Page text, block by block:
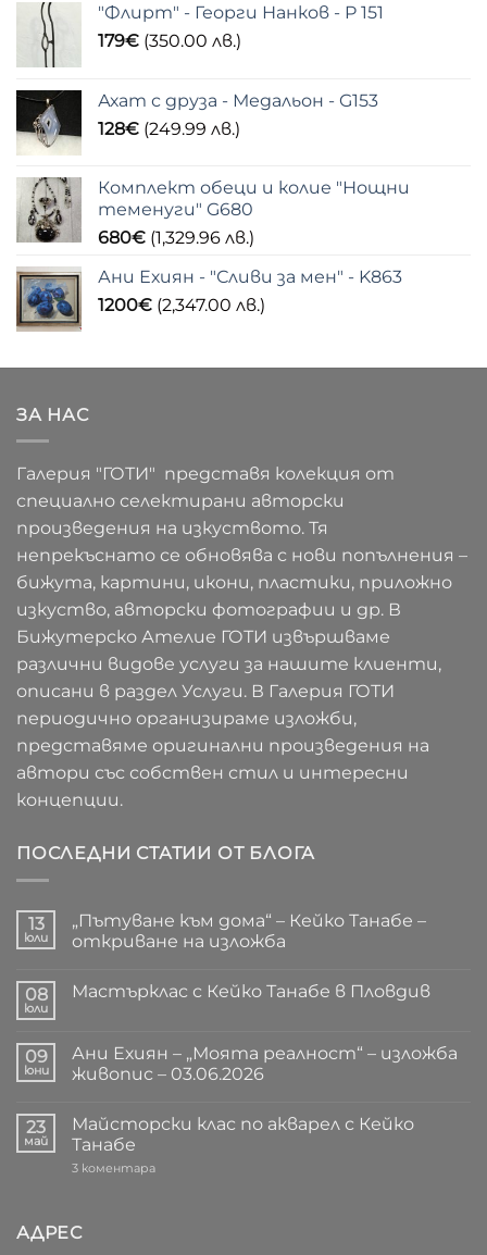
"Флирт" - Георги Нанков - P 151
179€ (350.00 лв.)
Ахат с друза - Медальон - G153
128€ (249.99 лв.)
Комплект обеци и колие "Нощни
теменуги" G680
680€ (1,329.96 лв.)
Ани Ехиян - "Сливи за мен" - K863
1200€ (2,347.00 лв.)
ЗА НАС
Галерия "ГОТИ" представя колекция от
специално селектирани авторски
произведения на изкуството. Тя
непрекъснато се обновява с нови попълнения –
бижута, картини, икони, пластики, приложно
изкуство, авторски фотографии и др. В
Бижутерско Ателие ГОТИ извършваме
различни видове услуги за нашите клиенти,
описани в раздел Услуги. В Галерия ГОТИ
периодично организираме изложби,
представяме оригинални произведения на
автори със собствен стил и интересни
концепции.
ПОСЛЕДНИ СТАТИИ ОТ БЛОГА
13
юли
„Пътуване към дома“ – Кейко Танабе –
откриване на изложба
за
„Пътуване
–
Кейко
Танабе
на
изложба
08
юли
Мастърклас с Кейко Танабе в Пловдив
Мастърклас
с
Кейко
Пловдив
09
юни
Ани Ехиян – „Моята реалност“ – изложба
живопис – 03.06.2026
за
Ани
Ехиян
–
изложба
живопис
23
май
Майсторски клас по акварел с Кейко
Танабе
3 коментараза
АДРЕС